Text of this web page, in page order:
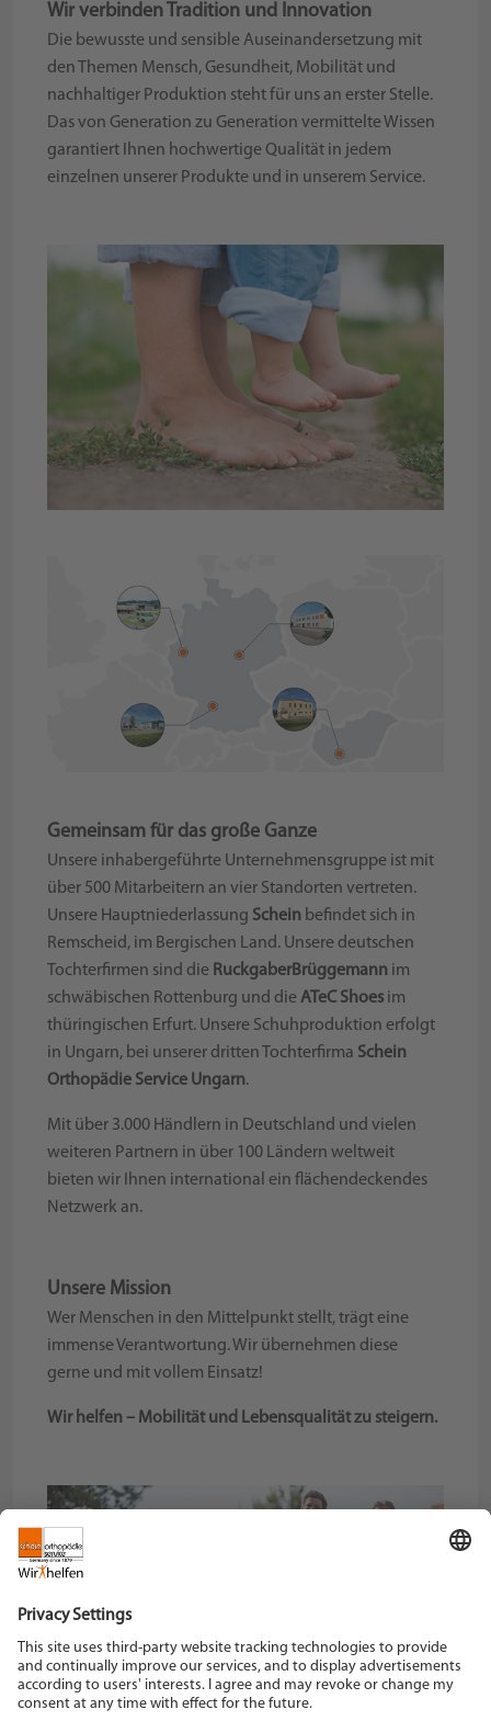
Wir verbinden Tradition und Innovation
Die bewusste und sensible Auseinandersetzung mit
den Themen Mensch, Gesundheit, Mobilität und
nachhaltiger Produktion steht für uns an erster Stelle.
Das von Generation zu Generation vermittelte Wissen
garantiert Ihnen hochwertige Qualität in jedem
einzelnen unserer Produkte und in unserem Service.
Gemeinsam für das große Ganze
Unsere inhabergeführte Unternehmensgruppe ist mit
über 500 Mitarbeitern an vier Standorten vertreten.
Unsere Hauptniederlassung Schein befindet sich in
Remscheid, im Bergischen Land. Unsere deutschen
Tochterfirmen sind die RuckgaberBrüggemann im
schwäbischen Rottenburg und dieATeC Shoes im
thüringischen Erfurt. Unsere Schuhproduktion erfolgt
in Ungarn, bei unserer dritten Tochterfirma Schein
Orthopädie Service Ungarn.
Mit über 3.000 Händlern in Deutschland und vielen
weiteren Partnern in über 100 Ländern weltweit
bieten wir Ihnen international ein flächendeckendes
Netzwerk an.
Unsere Mission
Wer Menschen in den Mittelpunkt stellt, trägt eine
immense Verantwortung. Wir übernehmen diese
gerne und mit vollem Einsatz!
Wir helfen – Mobilität und Lebensqualität zu steigern.